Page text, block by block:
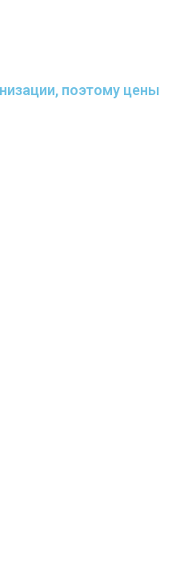
поэтому цены